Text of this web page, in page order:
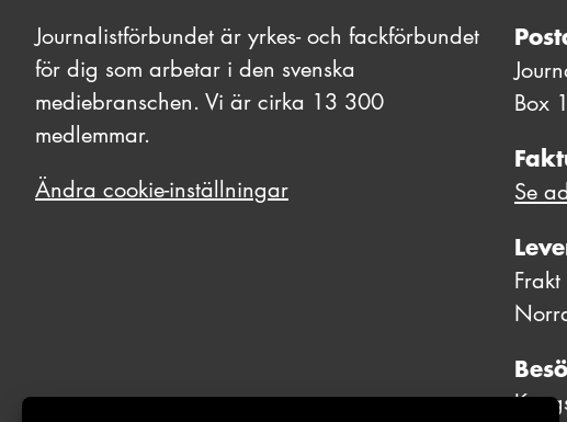
Journalistförbundet är yrkes- och fackförbundet
för dig som arbetar i den svenska
mediebranschen. Vi är cirka 13 300
medlemmar.
Ändra cookie-inställningar
Box
Se